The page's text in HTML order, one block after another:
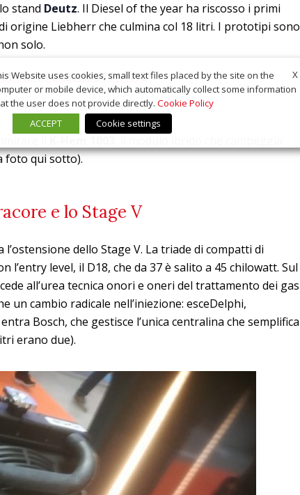
stand Deutz. Il Diesel of the year ha riscosso i primi
origine Liebherr che culmina col 18 litri. I prototipi sono
solo.
2018 E LE ASPETTATIVE
il
foto qui sotto).
e lo Stage V
l’ostensione dello Stage V. La triade di compatti di
l’entry level, il D18, che da 37 è salito a 45 chilowatt. Sul
all’urea tecnica onori e oneri del trattamento dei gas
un cambio radicale nell’iniezione: esceDelphi,
Bosch, che gestisce l’unica centralina che semplifica
erano due).
X
Website uses cookies, small text files placed by the site on the
or mobile device, which automatically collect some information
the user does not provide directly. Cookie Policy
ACCEPT
Cookie settings